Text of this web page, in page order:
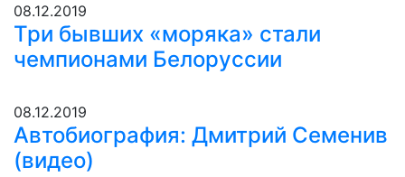
08.12.2019
Три бывших «моряка» стали
чемпионами Белоруссии
08.12.2019
Автобиография: Дмитрий Семенив
(видео)